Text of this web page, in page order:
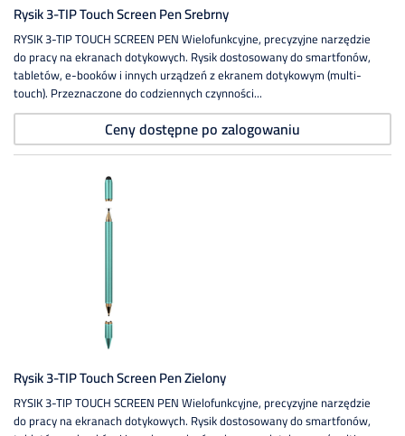
Rysik 3-TIP Touch Screen Pen Srebrny
RYSIK 3-TIP TOUCH SCREEN PEN Wielofunkcyjne, precyzyjne narzędzie
do pracy na ekranach dotykowych. Rysik dostosowany do smartfonów,
tabletów, e-booków i innych urządzeń z ekranem dotykowym (multi-
touch). Przeznaczone do codziennych czynności...
Ceny dostępne po zalogowaniu
Rysik 3-TIP Touch Screen Pen Zielony
RYSIK 3-TIP TOUCH SCREEN PEN Wielofunkcyjne, precyzyjne narzędzie
do pracy na ekranach dotykowych. Rysik dostosowany do smartfonów,